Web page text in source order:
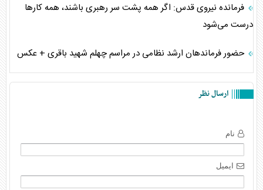
فرمانده نیروی قدس: اگر همه پشت سر رهبری باشند، همه کارها
درست می‌شود
حضور فرماندهان ارشد نظامی در مراسم چهلم شهید باقری + عکس
ارسال نظر
نام
ایمیل